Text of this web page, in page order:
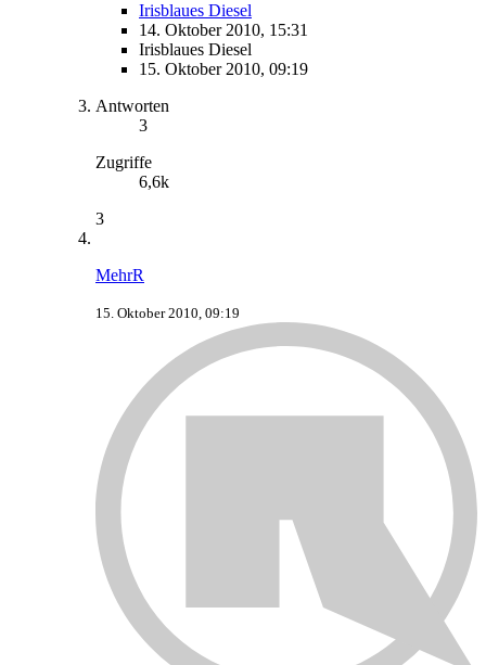
Irisblaues Diesel
14. Oktober 2010, 15:31
Irisblaues Diesel
15. Oktober 2010, 09:19
Antworten
3
Zugriffe
6,6k
3
MehrR
15. Oktober 2010, 09:19